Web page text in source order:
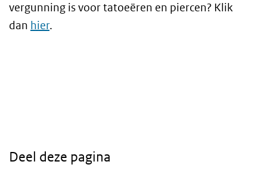
vergunning is voor tatoeëren en piercen? Klik
dan hier.
Deel deze pagina